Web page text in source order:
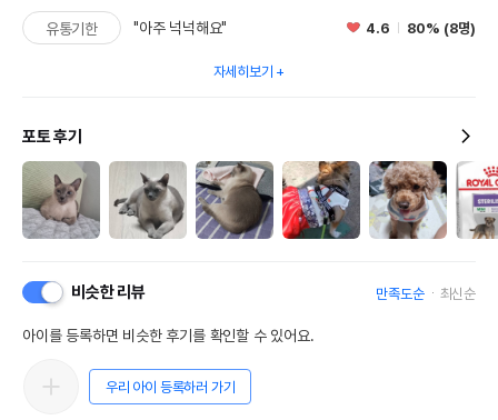
유통기한 "아주 넉넉해요" 4.6 80% (8명)
자세히보기
포토 후기
비슷한 리뷰 만족도순 최신순
아이를 등록하면 비슷한 후기를 확인할 수 있어요.
우리 아이 등록하러 가기